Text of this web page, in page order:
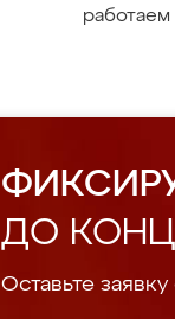
работаем
ДО
Оставьте